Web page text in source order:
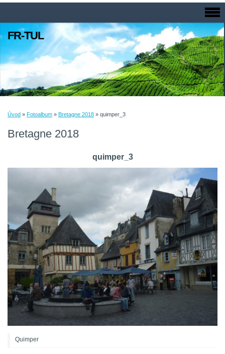
FR-TUL
Úvod » Fotoalbum » Bretagne 2018 » quimper_3
Bretagne 2018
quimper_3
Quimper